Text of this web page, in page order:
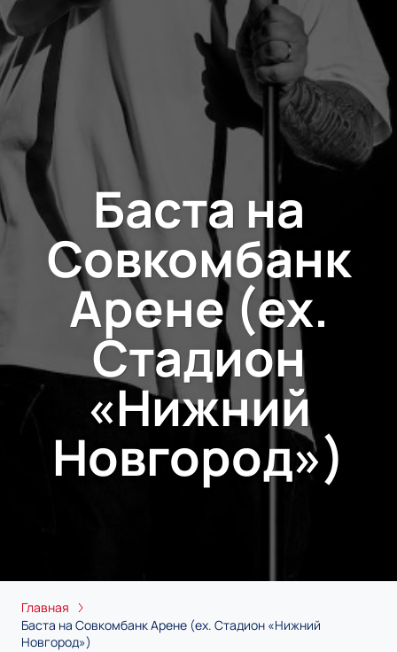
Баста на
Совкомбанк
Арене (ex.
Стадион
«Нижний
Новгород»)
Главная
Баста на Совкомбанк Арене (ex. Стадион «Нижний
Новгород»)